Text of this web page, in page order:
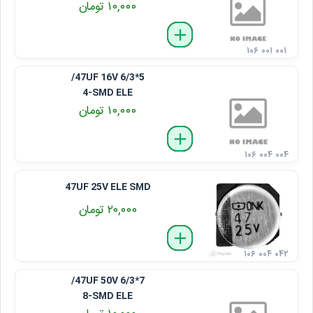
۱۰,۰۰۰ تومان
delete
remove
add
۱۰۶ ۰۰۱ ۰۰۱
47UF 16V 6/3*5/
4-SMD ELE
۱۰,۰۰۰ تومان
delete
remove
add
۱۰۶ ۰۰۴ ۰۰۴
47UF 25V ELE SMD
۲۰,۰۰۰ تومان
delete
remove
add
۱۰۶ ۰۰۴ ۰۴۲
47UF 50V 6/3*7/
8-SMD ELE